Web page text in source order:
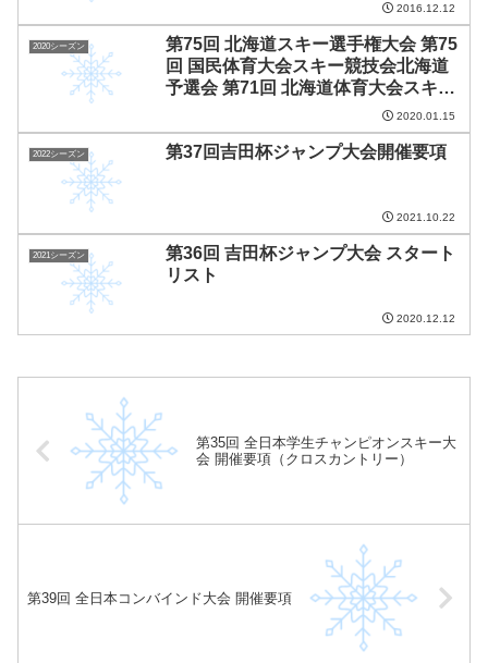
2016.12.12
2020シーズン
第75回 北海道スキー選手権大会 第75
回 国民体育大会スキー競技会北海道
予選会 第71回 北海道体育大会スキー
競技会 第98回 全日本スキー選手権大
会北海道予選会 ノルディック競技(ク
ロスカントリー種目) 結果
2020.01.15
2022シーズン 第37回吉田杯ジャンプ大会開催要項
2021.10.22
2021シーズン
第36回 吉田杯ジャンプ大会 スタート
リスト
2020.12.12
第35回 全日本学生チャンピオンスキー大
会 開催要項（クロスカントリー）
第39回 全日本コンバインド大会 開催要項